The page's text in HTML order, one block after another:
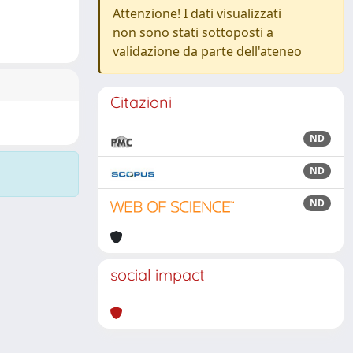
Attenzione! I dati visualizzati
non sono stati sottoposti a
validazione da parte dell'ateneo
Citazioni
ND
ND
ND
social impact